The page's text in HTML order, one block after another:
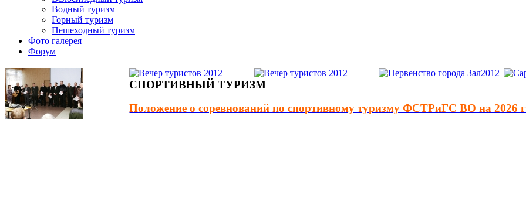
Водный туризм
Горный туризм
Пешеходный туризм
Фото галерея
Форум
СПОРТИВНЫЙ ТУРИЗМ
Положение о соревнований по спортивному туризму ФСТРиГС ВО на 2026